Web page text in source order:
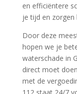
en efficiëntere
je tijd en zorgen
Door deze
hopen we je
waterschade in
direct moet
met de